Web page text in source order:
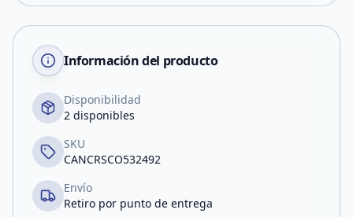
Información del producto
Disponibilidad
2 disponibles
SKU
CANCRSCO532492
Envío
Retiro por punto de entrega